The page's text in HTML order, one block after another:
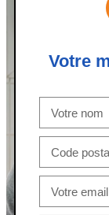
Votre